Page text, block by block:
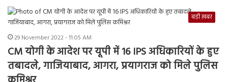
बड़ी ख़बर
29 November 2022 - 11:05 AM
CM योगी के आदेश पर यूपी में 16 IPS अधिकारियों के हुए
तबादले, गाजियाबाद, आगरा, प्रयागराज को मिले ​पुलिस